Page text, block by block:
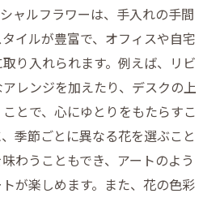
ャルフラワーは、手入れの手間
イルが豊富で、オフィスや自宅
り入れられます。例えば、リビ
レンジを加えたり、デスクの上
とで、心にゆとりをもたらすこ
季節ごとに異なる花を選ぶこと
わうこともでき、アートのよう
が楽しめます。また、花の色彩